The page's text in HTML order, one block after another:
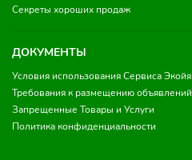
Секреты хороших продаж
ДОКУМЕНТЫ
Условия использования Сервиса Экойя
Требования к размещению объявлений
Запрещенные Товары и Услуги
Политика конфиденциальности